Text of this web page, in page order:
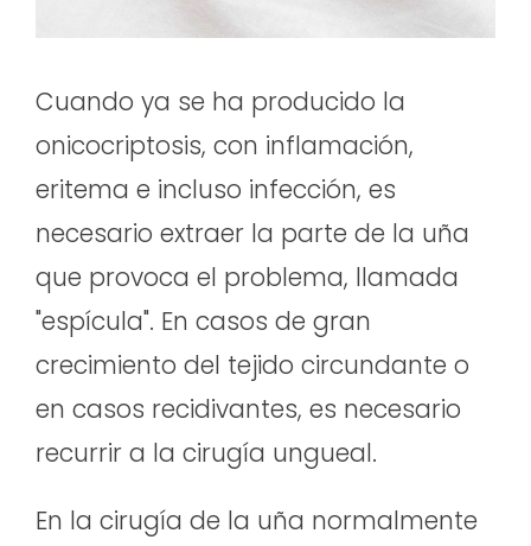
Cuando ya se ha producido la
onicocriptosis, con inflamación,
eritema e incluso infección, es
necesario extraer la parte de la uña
que provoca el problema, llamada
"espícula". En casos de gran
crecimiento del tejido circundante o
en casos recidivantes, es necesario
recurrir a la cirugía ungueal.
En la cirugía de la uña normalmente